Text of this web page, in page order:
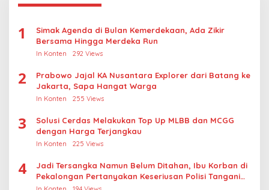
1
Simak Agenda di Bulan Kemerdekaan, Ada Zikir
Bersama Hingga Merdeka Run
In Konten 292 Views
2
Prabowo Jajal KA Nusantara Explorer dari Batang ke
Jakarta, Sapa Hangat Warga
In Konten 255 Views
3
Solusi Cerdas Melakukan Top Up MLBB dan MCGG
dengan Harga Terjangkau
In Konten 225 Views
4
Jadi Tersangka Namun Belum Ditahan, Ibu Korban di
Pekalongan Pertanyakan Keseriusan Polisi Tangani
Kasus Rudapksa Sampai Anaknya Hamil